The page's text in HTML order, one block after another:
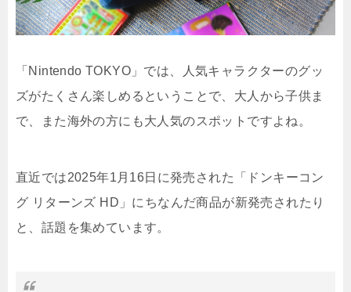
「Nintendo TOKYO」では、人気キャラクターのグッ
ズがたくさん楽しめるということで、大人から子供ま
で、また海外の方にも大人気のスポットですよね。
直近では2025年1月16日に発売された「ドンキーコン
グ リターンズ HD」にちなんだ商品が新発売されたり
と、話題を集めています。